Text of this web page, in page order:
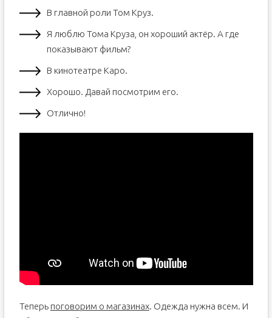
В главной роли Том Круз.
Я люблю Тома Круза, он хороший актёр. А где
показывают фильм?
В кинотеатре Каро.
Хорошо. Давай посмотрим его.
Отлично!
Теперь поговорим о магазинах. Одежда нужна всем. И